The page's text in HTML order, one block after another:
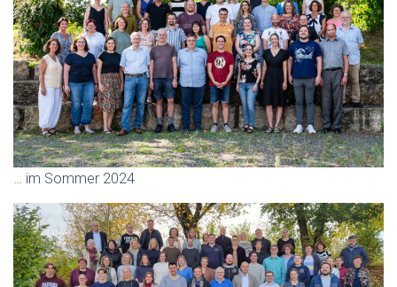
… im Sommer 2024